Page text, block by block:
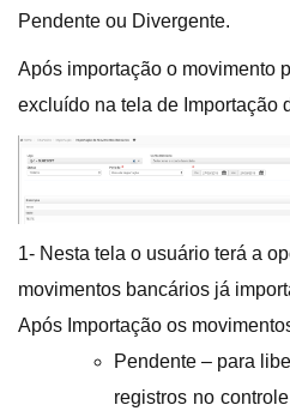
Pendente ou Divergente.
Após importação o movimento
excluído na tela de Importação
1- Nesta tela o usuário terá a
movimentos bancários já
Após Importação os
Pendente – para
registros no